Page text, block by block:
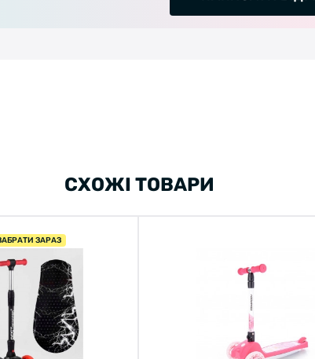
СХОЖІ ТОВАРИ
ЗАРАЗ